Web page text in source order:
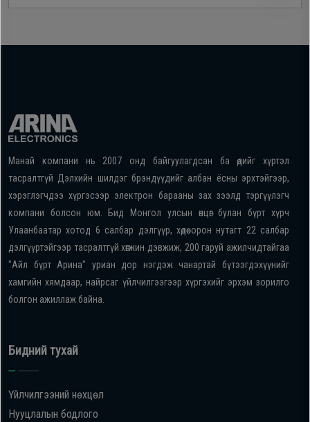
Манай компани нь 2007 онд байгуулагдсан ба өдийг хүртэл
тасралтгүй Дэлхийн шилдэг брэндүүдийг албан ёсны эрхтэйгээр,
хэрэглэгчдээ хүргэсээр электрон барааны зах зээлд тэргүүлэгч
компани болсон юм. Бид Монгол улсын өнцөг булан бүрт хүрч
Улаанбаатар хотод 6 салбар дэлгүүр, хөдөө орон нутагт 22 салбар
дэлгүүртэйгээр тасралтгүй хөгжин дэвжиж, 200 гаруй ажилчидтайгаа
"Айл бүрт Арина" уриан дор нэгдэж чанартай бүтээгдэхүүнийг
хамгийн хямдаар, найрсаг үйлчилгээгээр хүргэхийг эрхэм зорилго
болгон ажиллаж байна.
Бидний тухай
Үйлчилгээний нөхцөл
Нууцлалын бодлого